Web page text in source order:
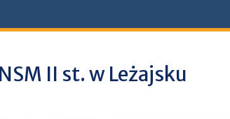
II st. w Leżajsku